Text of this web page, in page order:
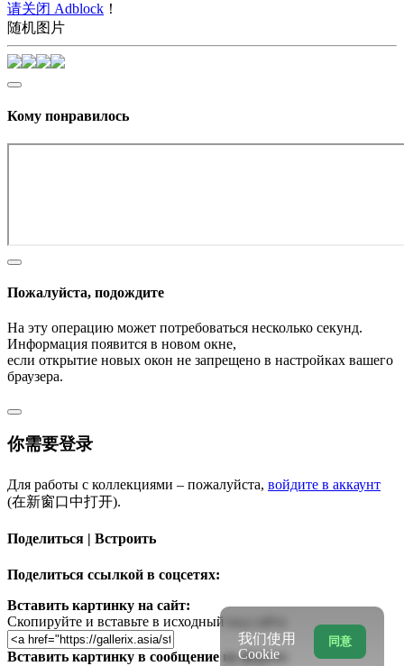
请关闭 Adblock ！
随机图片
Кому понравилось
Пожалуйста, подождите
На эту операцию может потребоваться несколько секунд.
Информация появится в новом окне,
если открытие новых окон не запрещено в настройках вашего
браузера.
你需要登录
Для работы с коллекциями – пожалуйста, войдите в аккаунт
(在新窗口中打开).
Поделиться | Встроить
Поделиться ссылкой в соцсетях:
Вставить картинку на сайт:
Скопируйте и вставьте в исходный код сайта
Вставить картинку в сообщение на форум:
同意
我们使用
Cookie